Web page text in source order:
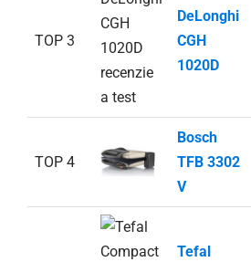
TOP 3
DeLonghi
CGH
1020D
TOP 4
Bosch
TFB 3302
V
Tefal